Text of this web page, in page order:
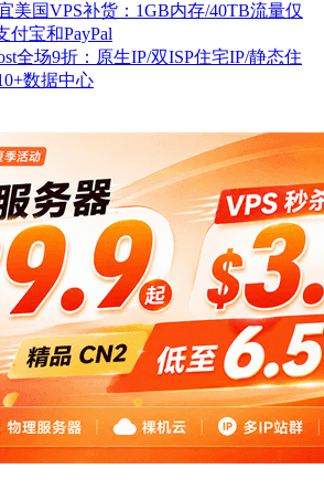
美国VPS补货：1GB内存/40TB流量仅
付宝和PayPal
全场9折：原生IP/双ISP住宅IP/静态住
数据中心